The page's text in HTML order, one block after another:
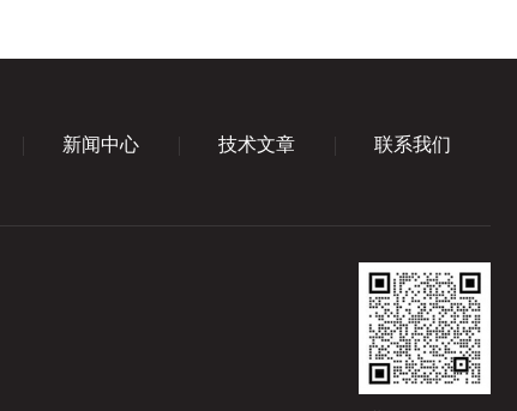
新闻中心 技术文章 联系我们